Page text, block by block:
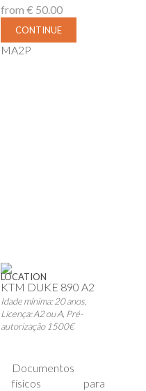
from € 50.00
CONTINUE
MA2P
LOCATION
KTM DUKE 890 A2
Idade mínima: 20 anos,
Licença: A2 ou A, Pré-
autorização 1500€
Documentos
físicos para